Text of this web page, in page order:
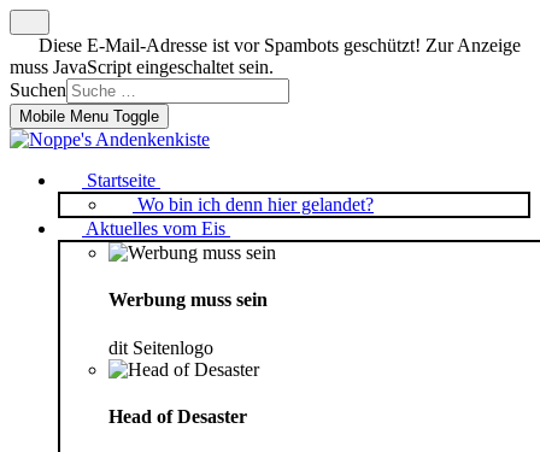
Diese E-Mail-Adresse ist vor Spambots geschützt! Zur Anzeige
muss JavaScript eingeschaltet sein.
Suchen
Mobile Menu Toggle
Startseite
Wo bin ich denn hier gelandet?
Aktuelles vom Eis
Werbung muss sein
dit Seitenlogo
Head of Desaster